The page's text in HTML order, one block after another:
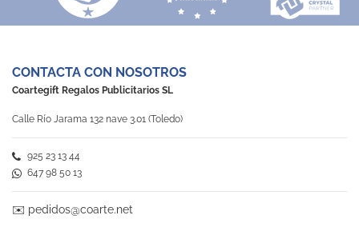
CONTACTA CON NOSOTROS
Coartegift Regalos Publicitarios SL
Calle Río Jarama 132 nave 3.01 (Toledo)
925 23 13 44
647 98 50 13
✉️ pedidos@coarte.net